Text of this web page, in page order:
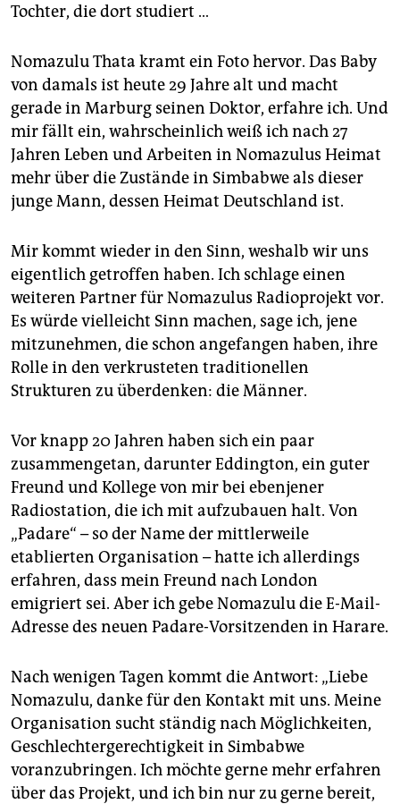
Tochter, die dort studiert …
Nomazulu Thata kramt ein Foto hervor. Das Baby
von damals ist heute 29 Jahre alt und macht
gerade in Marburg seinen Doktor, erfahre ich. Und
mir fällt ein, wahrscheinlich weiß ich nach 27
Jahren Leben und Arbeiten in Nomazulus Heimat
mehr über die Zustände in Simbabwe als dieser
junge Mann, dessen Heimat Deutschland ist.
Mir kommt wieder in den Sinn, weshalb wir uns
eigentlich getroffen haben. Ich schlage einen
weiteren Partner für Nomazulus Radioprojekt vor.
Es würde vielleicht Sinn machen, sage ich, jene
mitzunehmen, die schon angefangen haben, ihre
Rolle in den verkrusteten traditionellen
Strukturen zu überdenken: die Männer.
Vor knapp 20 Jahren haben sich ein paar
zusammengetan, darunter Eddington, ein guter
Freund und Kollege von mir bei ebenjener
Radiostation, die ich mit aufzubauen halt. Von
„Padare“ – so der Name der mittlerweile
etablierten Organisation – hatte ich allerdings
erfahren, dass mein Freund nach London
emigriert sei. Aber ich gebe Nomazulu die E-Mail-
Adres­se des neuen Padare-Vorsitzenden in Harare.
Nach wenigen Tagen kommt die Antwort: „Liebe
Nomazulu, danke für den Kontakt mit uns. Meine
Organisation sucht ständig nach Möglichkeiten,
Geschlechtergerechtigkeit in Simbabwe
voranzubringen. Ich möchte gerne mehr erfahren
über das Projekt, und ich bin nur zu gerne bereit,